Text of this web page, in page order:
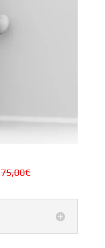
75,00€